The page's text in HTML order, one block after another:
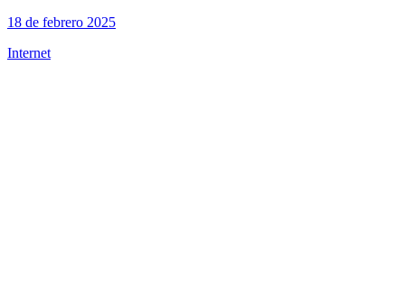
18 de febrero 2025
Internet